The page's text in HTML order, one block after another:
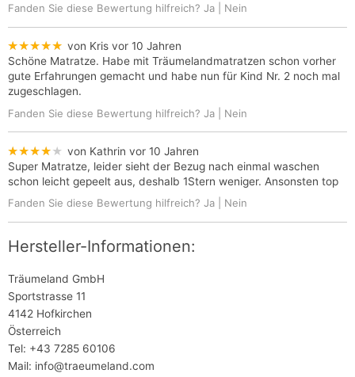
Fanden Sie diese Bewertung hilfreich? Ja Nein
★★★★★ von Kris vor 10 Jahren
Schöne Matratze. Habe mit Träumelandmatratzen schon vorher
gute Erfahrungen gemacht und habe nun für Kind Nr. 2 noch mal
zugeschlagen.
Fanden Sie diese Bewertung hilfreich? Ja Nein
★★★★★ von Kathrin vor 10 Jahren
Super Matratze, leider sieht der Bezug nach einmal waschen
schon leicht gepeelt aus, deshalb 1Stern weniger. Ansonsten top
Fanden Sie diese Bewertung hilfreich? Ja Nein
Hersteller-Informationen:
Träumeland GmbH
Sportstrasse 11
4142 Hofkirchen
Österreich
Tel: +43 7285 60106
Mail: info@traeumeland.com